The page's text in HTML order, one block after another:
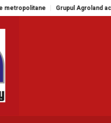
Grupul Agroland